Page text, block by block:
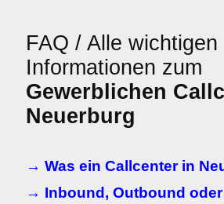
FAQ / Alle wichtigen
Informationen zum
Gewerblichen
Neuerburg
→ Was ein Callcenter in
→ Inbound, Outbound